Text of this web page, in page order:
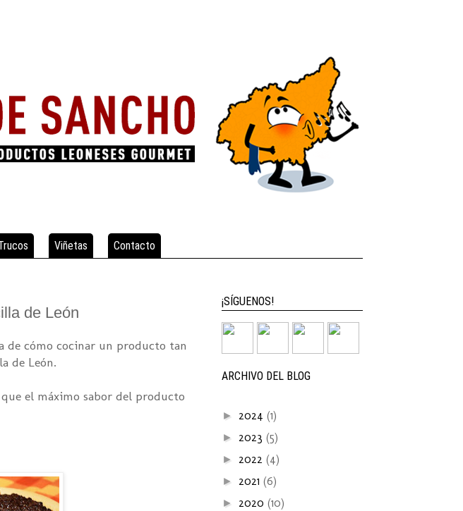
Viñetas Contacto
de León
de cómo cocinar un producto tan
de León.
el máximo sabor del producto
¡SÍGUENOS!
ARCHIVO DEL BLOG
► 2024 (1)
► 2023 (5)
► 2022 (4)
► 2021 (6)
► 2020 (10)